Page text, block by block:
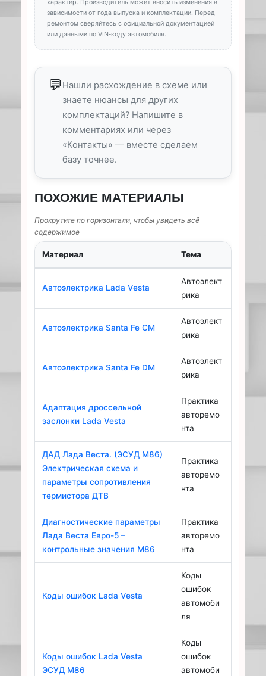
характер. Производитель может вносить изменения в
зависимости от года выпуска и комплектации. Перед
ремонтом сверяйтесь с официальной документацией
или данными по VIN‑коду автомобиля.
💬 Нашли расхождение в схеме или
знаете нюансы для других
комплектаций? Напишите в
комментариях или через
«Контакты» — вместе сделаем
базу точнее.
ПОХОЖИЕ МАТЕРИАЛЫ
Прокрутите по горизонтали, чтобы увидеть всё
содержимое
Материал Тема
Автоэлектрика Lada Vesta
Автоэлект
рика
Автоэлектрика Santa Fe CM
Автоэлект
рика
Автоэлектрика Santa Fe DM
Автоэлект
рика
Адаптация дроссельной
заслонки Lada Vesta
Практика
авторемо
нта
ДАД Лада Веста. (ЭСУД М86)
Электрическая схема и
параметры сопротивления
термистора ДТВ
Практика
авторемо
нта
Диагностические параметры
Лада Веста Евро-5 –
контрольные значения М86
Практика
авторемо
нта
Коды ошибок Lada Vesta
Коды
ошибок
автомоби
ля
Коды ошибок Lada Vesta
ЭСУД М86
Коды
ошибок
автомоби